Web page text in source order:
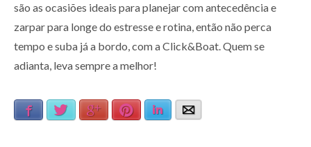
são as ocasiões ideais para planejar com antecedência e
zarpar para longe do estresse e rotina, então não perca
tempo e suba já a bordo, com a Click&Boat. Quem se
adianta, leva sempre a melhor!
FacebookTwitterGoogle+PinterestLinkedIn